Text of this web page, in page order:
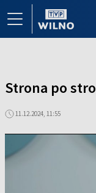
Strona po
11.12.2024, 11:55